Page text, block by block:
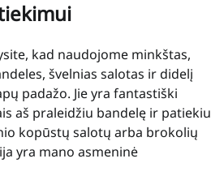
kad naudojome minkštas,
švelnias salotas ir didelį
padažo. Jie yra fantastiški
aš praleidžiu bandelę ir patiekiu
kopūstų salotų arba brokolių
yra mano asmeninė